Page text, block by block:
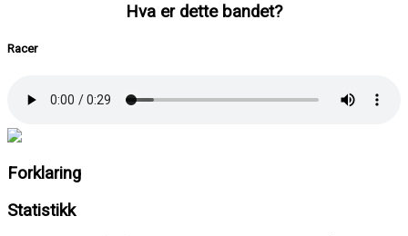
Hva er dette bandet?
Racer
Forklaring
Statistikk